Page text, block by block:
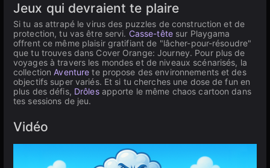
Jeux qui devraient te plaire
Si tu as attrapé le virus des puzzles de construction et de
protection, tu vas être servi. Casse-têtesur Playgama
offrent ce même plaisir gratifiant de "lâcher-pour-résoudre"
que tu trouves dans Cover Orange: Journey. Pour plus de
voyages à travers les mondes et de niveaux scénarisés, la
collectionAventure te propose des environnements et des
objectifs super variés. Et si tu cherches une dose de fun en
plus des défis, Drôlesapporte le même chaos cartoon dans
tes sessions de jeu.
Vidéo